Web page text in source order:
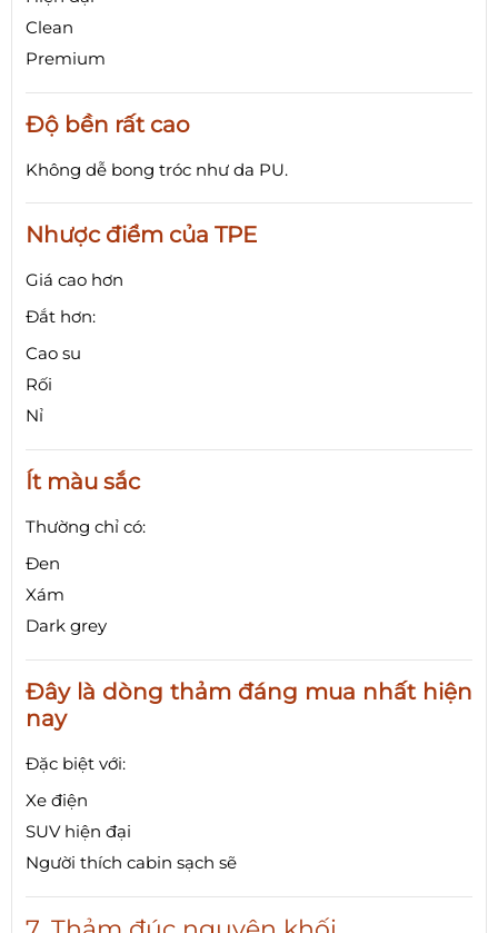
Clean
Premium
Độ bền rất cao
Không dễ bong tróc như da PU.
Nhược điểm của TPE
Giá cao hơn
Đắt hơn:
Cao su
Rối
Nỉ
Ít màu sắc
Thường chỉ có:
Đen
Xám
Dark grey
Đây là dòng thảm đáng mua nhất hiện
nay
Đặc biệt với:
Xe điện
SUV hiện đại
Người thích cabin sạch sẽ